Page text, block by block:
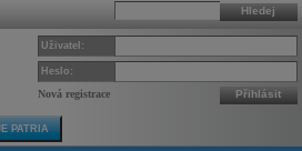
Hledej
Uživatel:
Heslo:
Nová registrace Přihlásit
PATRIA